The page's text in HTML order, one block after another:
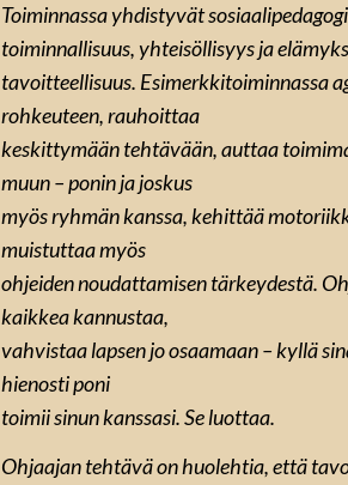
Toiminnassa yhdistyvät
toiminnallisuus, yhteisöllisyys ja
tavoitteellisuus. Esimerkkitoiminnassa
rohkeuteen, rauhoittaa
keskittymään tehtävään, auttaa
muun – ponin ja joskus
myös ryhmän kanssa, kehittää
muistuttaa myös
ohjeiden noudattamisen tärkeydestä.
kaikkea kannustaa,
vahvistaa lapsen jo osaamaan – kyllä
hienosti poni
toimii sinun kanssasi. Se luottaa.
Ohjaajan tehtävä on huolehtia, että